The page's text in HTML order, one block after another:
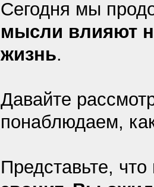
Сегодня мы
мысли влияют
жизнь.
Давайте
понаблюдаем,
Представьте, что